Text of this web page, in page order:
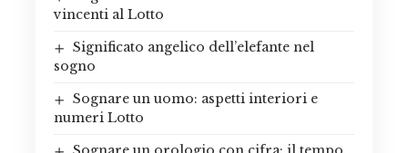
vincenti al Lotto
Significato angelico dell’elefante nel
sogno
Sognare un uomo: aspetti interiori e
numeri Lotto